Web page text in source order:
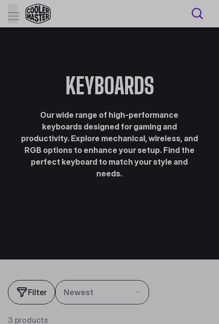
KEYBOARDS
Our wide range of high-performance
keyboards designed for gaming and
productivity. Explore mechanical, wireless, and
RGB options to enhance your setup. Find the
perfect keyboard to match your style and
needs.
Filter Newest
3 products